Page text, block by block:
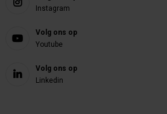
Instagram
Volg ons op
Youtube
Volg ons op
Linkedin